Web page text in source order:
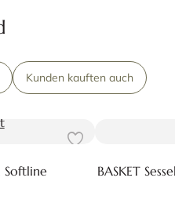
Kunden kauften auch
Softline BASKET